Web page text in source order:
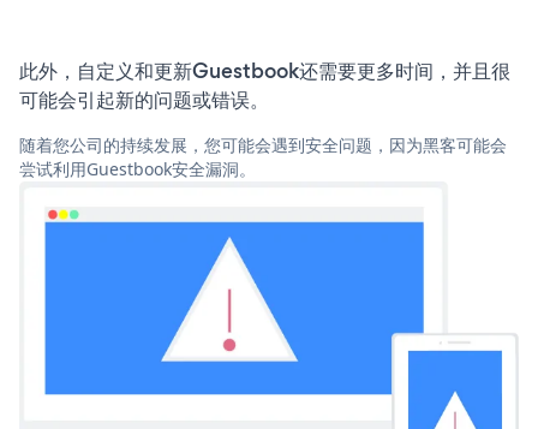
此外，自定义和更新Guestbook还需要更多时间，并且很
可能会引起新的问题或错误。
随着您公司的持续发展，您可能会遇到安全问题，因为黑客可能会
尝试利用Guestbook安全漏洞。